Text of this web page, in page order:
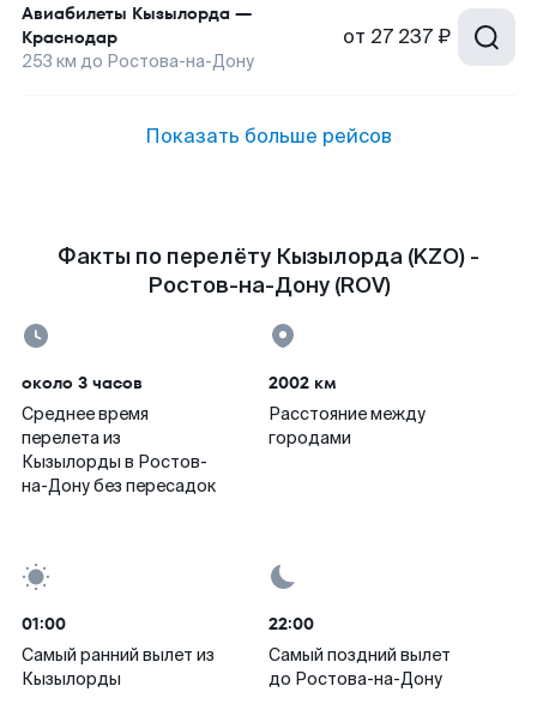
Авиабилеты Кызылорда —
Краснодар
253 км до Ростова-на-Дону
от 27 237 ₽
Показать больше рейсов
Факты по перелёту Кызылорда (KZO) -
Ростов-на-Дону (ROV)
около 3 часов
Среднее время
перелета из
Кызылорды в Ростов-
на-Дону без пересадок
2002 км
Расстояние между
городами
01:00
Самый ранний вылет из
Кызылорды
22:00
Самый поздний вылет
до Ростова-на-Дону